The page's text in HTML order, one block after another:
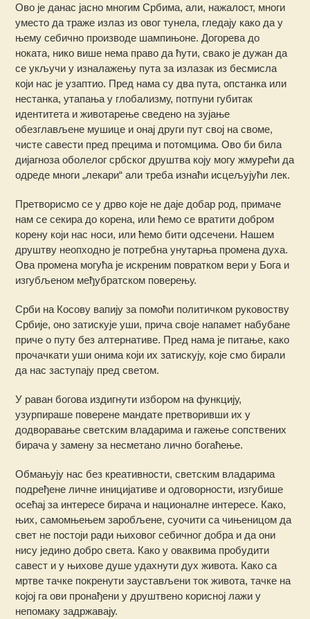
Ово је данас јасно многим Србима, али, нажалост, многи
уместо да траже излаз из овог тунела, гледају како да у
њему себично производе шампињоне. Догорева до
ноката, нико више нема право да ћути, свако је дужан да
се укључи у изналажењу пута за излазак из бесмисла
који нас је узаптио. Пред нама су два пута, опстанка или
нестанка, утапања у глобализму, потпуни губитак
идентитета и животарење сведено на зујање
обезглављене мушице и онај други пут свој на своме,
чисте савести пред прецима и потомцима. Ово би била
дијагноза оболелог србског друштва коју могу жмурећи да
одреде многи „лекари“ али треба изнаћи исцељујући лек.
Претворисмо се у дрво које не даје добар род, примаче
нам се секира до корена, или ћемо се вратити добром
корену који нас носи, или ћемо бити одсечени. Нашем
друштву неопходно је потребна унутарња промена духа.
Ова промена могућа је искреним повратком вери у Бога и
изгубљеном међубратском поверењу.
Срби на Косову вапију за помоћи политичком руковоству
Србије, оно затискује уши, прича своје напамет набубане
приче о путу без алтернативе. Пред нама је питање, како
прочачкати уши онима који их затискују, које смо бирали
да нас заступају пред светом.
У раван богова издигнути избором на функцију,
узурпираше поверене мандате претворивши их у
додворавање светским владарима и гажење сопствених
бирача у замену за несметано лично богаћење.
Обмањују нас без креативности, светским владарима
подређене личне иницијативе и одговорности, изгубише
осећај за интересе бирача и националне интересе. Како,
њих, самомњењем заробљене, суочити са чињеницом да
свет не постоји ради њиховог себичног добра и да они
нису једино добро света. Како у оваквима пробудити
савест и у њихове душе удахнути дух живота. Како са
мртве тачке покренути заустављени ток живота, тачке на
којој га ови пронађени у друштвено корисној лажи у
непомаку задржавају.